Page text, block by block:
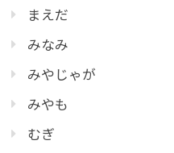
まえだ
みなみ
みやじゃが
みやも
むぎ